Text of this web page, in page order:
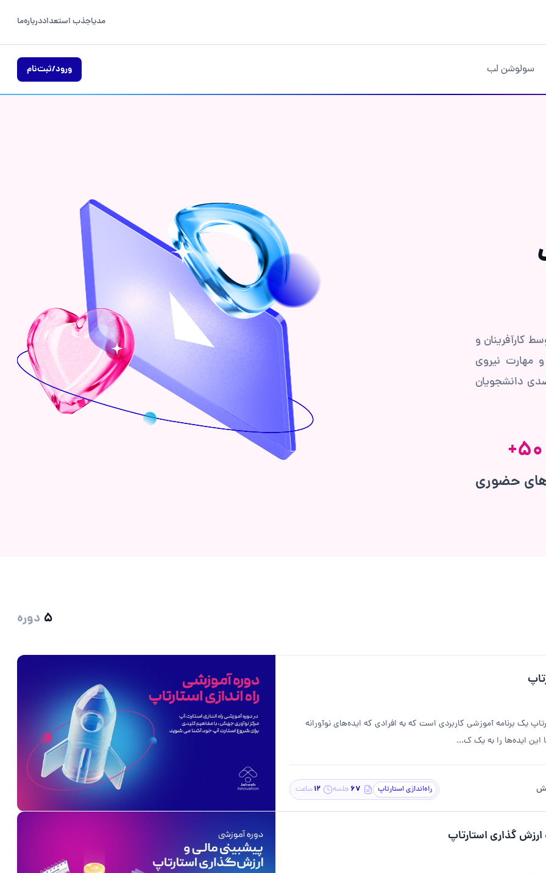
مدیاجذب استعداددرباره‌ما
سولوشن لب ورود/ثبت‌نام
کارآفرینان و
مهارت‌ نیروی
دانشجویان
50
+
حضوری
۵ دوره
یک برنامه آموزشی کاربردی است که به افرادی که ایده‌های نوآورانه
این ایده‌ها را به یک ک...
راه‌اندازی استارتاپ ۶۷ جلسه 12ساعت
گذاری استارتاپ